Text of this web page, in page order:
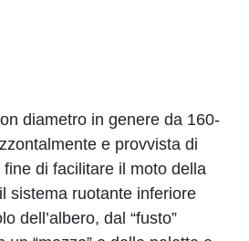
diametro in genere da 160-
e provvista di
di facilitare il moto della
sistema ruotante inferiore
dell’albero, dal “fusto”